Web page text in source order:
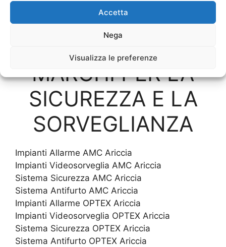
Accetta
Nega
Visualizza le preferenze
SOLO I MIGLIORI
MARCHI PER LA
SICUREZZA E LA
SORVEGLIANZA
Impianti Allarme AMC Ariccia
Impianti Videosorveglia AMC Ariccia
Sistema Sicurezza AMC Ariccia
Sistema Antifurto AMC Ariccia
Impianti Allarme OPTEX Ariccia
Impianti Videosorveglia OPTEX Ariccia
Sistema Sicurezza OPTEX Ariccia
Sistema Antifurto OPTEX Ariccia